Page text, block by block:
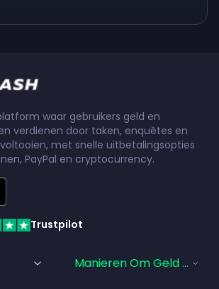
waar gebruikers geld en
verdienen door taken, enquêtes en
met snelle uitbetalingsopties
PayPal en cryptocurrency.
Trustpilot
Manieren Om Geld Te